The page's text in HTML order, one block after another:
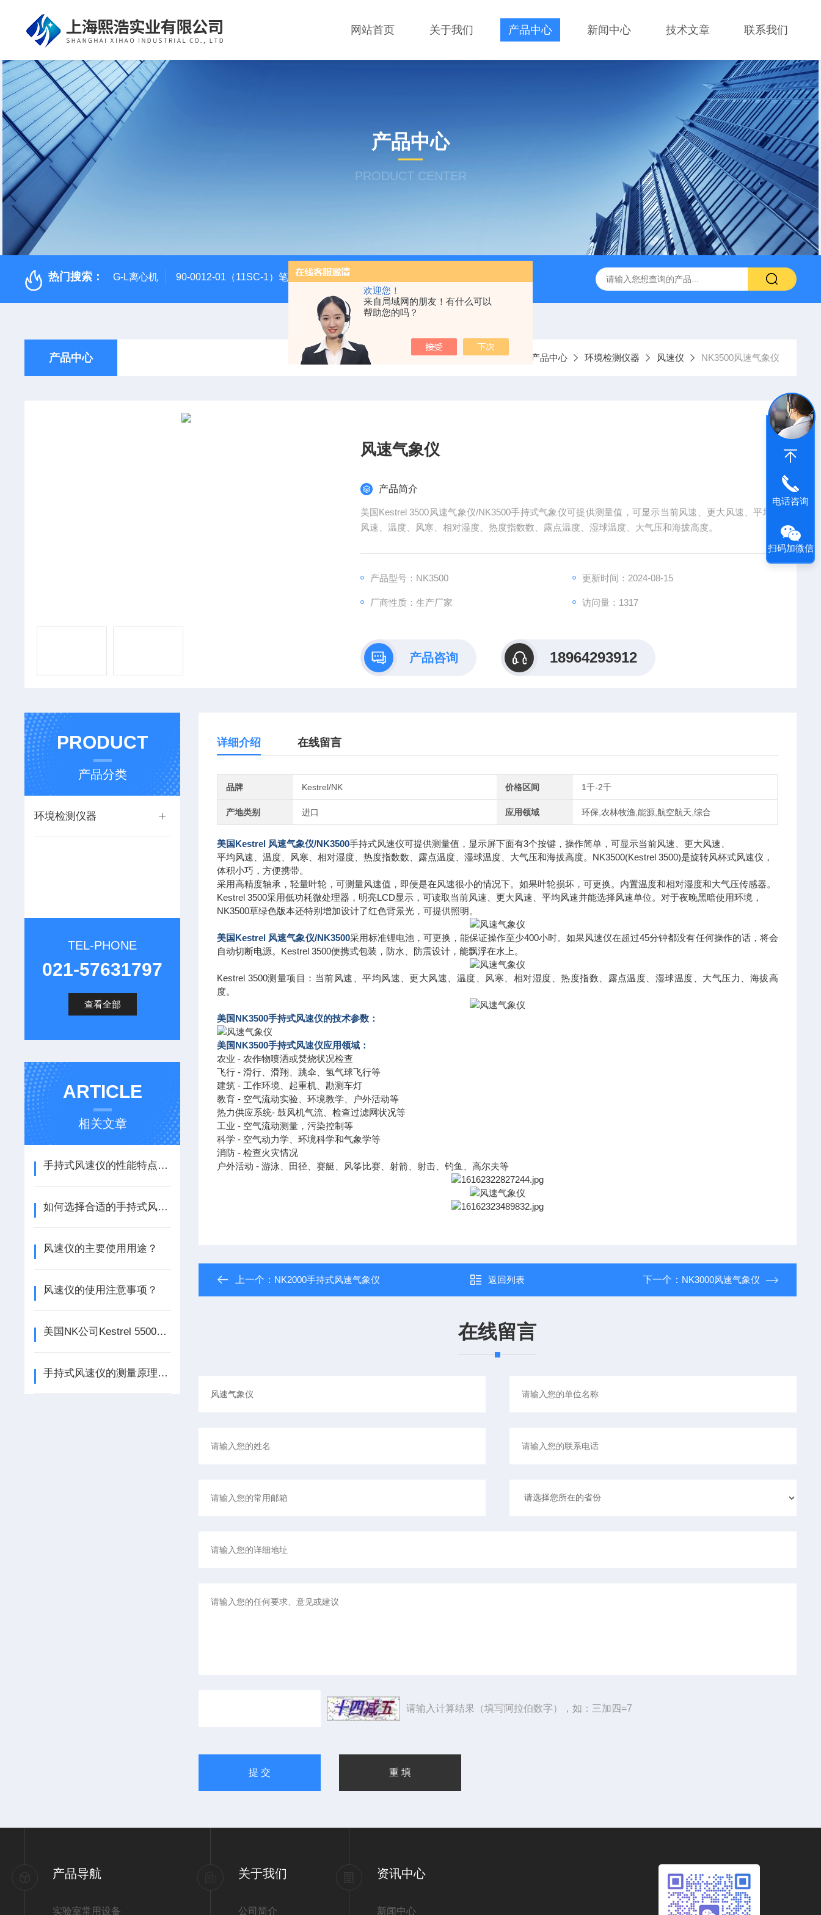
欢迎您！
来自局域网的朋友！有什么可以
帮助您的吗？
网站首页 关于我们 产品中心 新闻中心 技术文章 联系我们
产品中心
PRODUCT CENTER
热门搜索： G-L离心机 90-0012-01（11SC-1）笔式汞灯 ZX-3手持式超声波测厚仪 ST800-EA红外灭菌器 SN210C高压立式蒸汽灭
产品中心 当前位置：首页 产品中心 环境检测仪器 风速仪 NK3500风速气象仪
风速气象仪
产品简介
美国Kestrel 3500风速气象仪/NK3500手持式气象仪可提供测量值，可显示当前风速、更大风速、平均
风速、温度、风寒、相对湿度、热度指数数、露点温度、湿球温度、大气压和海拔高度。
产品型号：NK3500 更新时间：2024-08-15
厂商性质：生产厂家 访问量：1317
产品咨询 18964293912
PRODUCT
产品分类
环境检测仪器
TEL-PHONE
021-57631797
查看全部
ARTICLE
相关文章
手持式风速仪的性能特点与技术优势介绍
如何选择合适的手持式风速仪？
风速仪的主要使用用途？
风速仪的使用注意事项？
美国NK公司Kestrel 5500手持式风速气象仪
手持式风速仪的测量原理和应用领域说明
详细介绍 在线留言
品牌 Kestrel/NK 价格区间 1千-2千
产地类别 进口 应用领域 环保,农林牧渔,能源,航空航天,综合
美国Kestrel 风速气象仪/NK3500手持式风速仪可提供测量值，显示屏下面有3个按键，操作简单，可显示当前风速、更大风速、
平均风速、温度、风寒、相对湿度、热度指数数、露点温度、湿球温度、大气压和海拔高度。NK3500(Kestrel 3500)是旋转风杯式风速仪，
体积小巧，方便携带。
采用高精度轴承，轻量叶轮，可测量风速值，即便是在风速很小的情况下。如果叶轮损坏，可更换。内置温度和相对湿度和大气压传感器。
Kestrel 3500采用低功耗微处理器，明亮LCD显示，可读取当前风速、更大风速、平均风速并能选择风速单位。对于夜晚黑暗使用环境，
NK3500草绿色版本还特别增加设计了红色背景光，可提供照明。
美国Kestrel 风速气象仪/NK3500采用标准锂电池，可更换，能保证操作至少400小时。如果风速仪在超过45分钟都没有任何操作的话，将会
自动切断电源。Kestrel 3500便携式包装，防水、防震设计，能飘浮在水上。
Kestrel 3500测量项目：当前风速、平均风速、更大风速、温度、风寒、相对湿度、热度指数、露点温度、湿球温度、大气压力、海拔高
度。
美国NK3500手持式风速仪的技术参数：
美国NK3500手持式风速仪应用领域：
农业 - 农作物喷洒或焚烧状况检查
飞行 - 滑行、滑翔、跳伞、氢气球飞行等
建筑 - 工作环境、起重机、勘测车灯
教育 - 空气流动实验、环境教学、户外活动等
热力供应系统- 鼓风机气流、检查过滤网状况等
工业 - 空气流动测量，污染控制等
科学 - 空气动力学、环境科学和气象学等
消防 - 检查火灾情况
户外活动 - 游泳、田径、赛艇、风筝比赛、射箭、射击、钓鱼、高尔夫等
上一个： NK2000手持式风速气象仪 返回列表 下一个： NK3000风速气象仪
在线留言
请输入计算结果（填写阿拉伯数字），如：三加四=7
产品导航
实验室常用设备
关于我们
公司简介
资讯中心
新闻中心
电话咨询
扫码加微信